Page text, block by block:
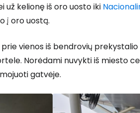
kelionę iš oro uosto iki
į oro uostą.
vienos iš bendrovių
Norėdami nuvykti iš miesto
gatvėje.